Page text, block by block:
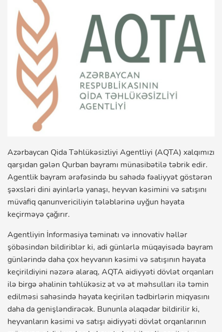
Azərbaycan Qida Təhlükəsizliyi Agentliyi (AQTA) xalqımızı
qarşıdan gələn Qurban bayramı münasibətilə təbrik edir.
Agentlik bayram ərəfəsində bu sahədə fəaliyyət göstərən
şəxsləri dini ayinlərlə yanaşı, heyvan kəsimini və satışını
müvafiq qanunvericiliyin tələblərinə uyğun həyata
keçirməyə çağırır.
Agentliyin İnformasiya təminatı və innovativ həllər
şöbəsindən bildiriblər ki, adi günlərlə müqayisədə bayram
günlərində daha çox heyvanın kəsimi və satışının həyata
keçirildiyini nəzərə alaraq, AQTA aidiyyəti dövlət orqanları
ilə birgə əhalinin təhlükəsiz ət və ət məhsulları ilə təmin
edilməsi sahəsində həyata keçirilən tədbirlərin miqyasını
daha da genişləndirəcək. Bununla əlaqədar bildirilir ki,
heyvanların kəsimi və satışı aidiyyəti dövlət orqanlarının